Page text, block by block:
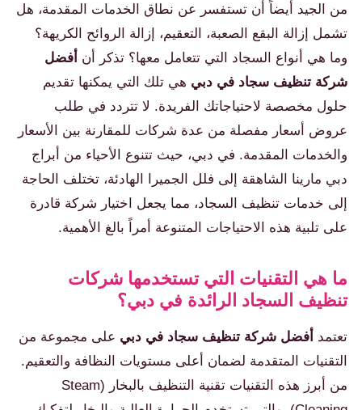
من الجيد أيضاً أن تستفسر عن نطاق الخدمات المقدمة، هل
تشمل إزالة البقع الصعبة، التعقيم، إزالة الروائح الكريهة؟
وما هي أنواع السجاد التي تتعامل معها؟ تذكر أن أفضل
شركة تنظيف سجاد في دبي هي تلك التي يمكنها تقديم
حلول مخصصة لاحتياجاتك الفريدة. لا تتردد في طلب
عروض أسعار مفصلة من عدة شركات للمقارنة بين الأسعار
والخدمات المقدمة. في دبي، حيث تتنوع الأحياء من أبراج
دبي مارينا الشاهقة إلى فلل الجميرا الهادئة، تختلف الحاجة
إلى خدمات تنظيف السجاد، مما يجعل اختيار شركة قادرة
على تلبية هذه الاحتياجات المتنوعة أمراً بالغ الأهمية.
ما هي التقنيات التي تستخدمها شركات
تنظيف السجاد الرائدة في دبي؟
تعتمد أفضل شركة تنظيف سجاد في دبي على مجموعة من
التقنيات المتقدمة لضمان أعلى مستويات النظافة والتعقيم.
من أبرز هذه التقنيات تقنية التنظيف بالبخار (Steam